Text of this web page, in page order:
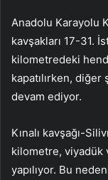
Anadolu Karayolu
kavşakları 17-31.
kilometredeki
kapatılırken,
devam ediyor.
Kınalı kavşağı-
kilometre, viyadük
yapılıyor. Bu